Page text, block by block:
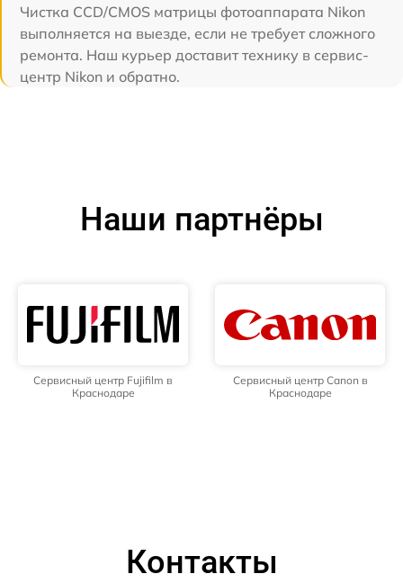
Чистка CCD/CMOS матрицы фотоаппарата Nikon
выполняется на выезде, если не требует сложного
ремонта. Наш курьер доставит технику в сервис-
центр Nikon и обратно.
Наши партнёры
Сервисный центр Fujifilm в
Краснодаре
Сервисный центр Canon в
Краснодаре
Контакты